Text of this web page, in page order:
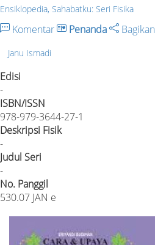
Ensiklopedia, Sahabatku: Seri Fisika
Komentar Penanda Bagikan
Janu Ismadi
Edisi
-
ISBN/ISSN
978-979-3644-27-1
Deskripsi Fisik
-
Judul Seri
-
No. Panggil
530.07 JAN e